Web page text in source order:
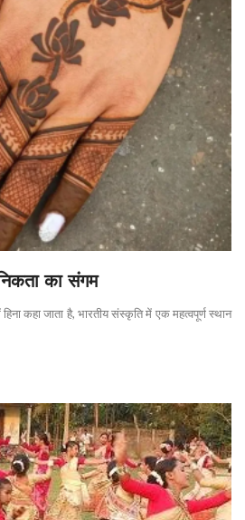
का संगम
कहा जाता है, भारतीय संस्कृति में एक महत्वपूर्ण स्थान